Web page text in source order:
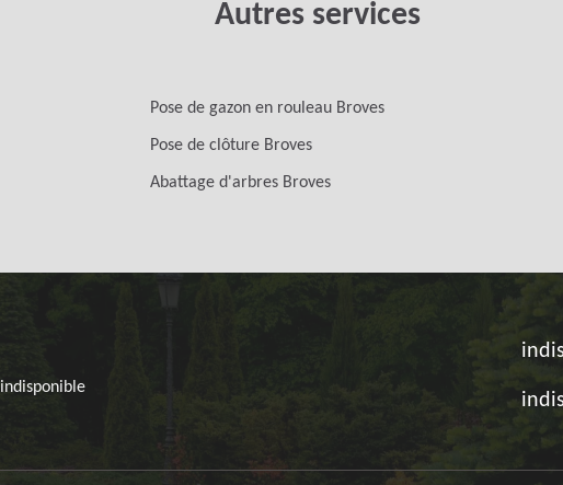
Autres services
Pose de gazon en rouleau Broves
Pose de clôture Broves
Abattage d'arbres Broves
indisponible